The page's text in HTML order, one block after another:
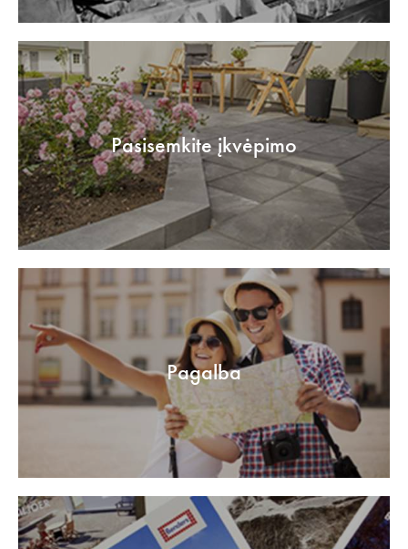
Pasisemkite įkvėpimo
Pagalba